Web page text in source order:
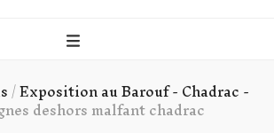
/Exposition au Barouf - Chadrac -
deshors malfant chadrac